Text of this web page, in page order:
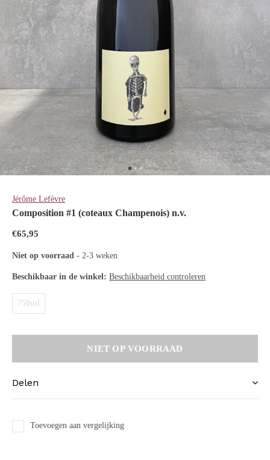
Jérôme Lefèvre
Composition #1 (coteaux Champenois) n.v.
€65,95
Niet op voorraad - 2-3 weken
Beschikbaar in de winkel: Beschikbaarheid controleren
750ml
NIET OP VOORRAAD
Delen
Toevoegen aan vergelijking